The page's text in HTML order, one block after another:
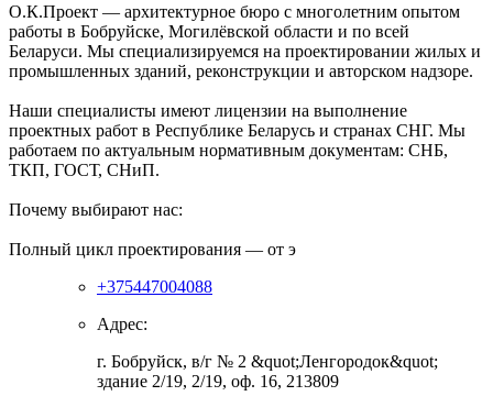
О.К.Проект — архитектурное бюро с многолетним опытом
работы в Бобруйске, Могилёвской области и по всей
Беларуси. Мы специализируемся на проектировании жилых и
промышленных зданий, реконструкции и авторском надзоре.
Наши специалисты имеют лицензии на выполнение
проектных работ в Республике Беларусь и странах СНГ. Мы
работаем по актуальным нормативным документам: СНБ,
ТКП, ГОСТ, СНиП.
Почему выбирают нас:
Полный цикл проектирования — от э
+375447004088
Адрес:
г. Бобруйск, в/г № 2 &quot;Ленгородок&quot;
здание 2/19, 2/19, оф. 16, 213809